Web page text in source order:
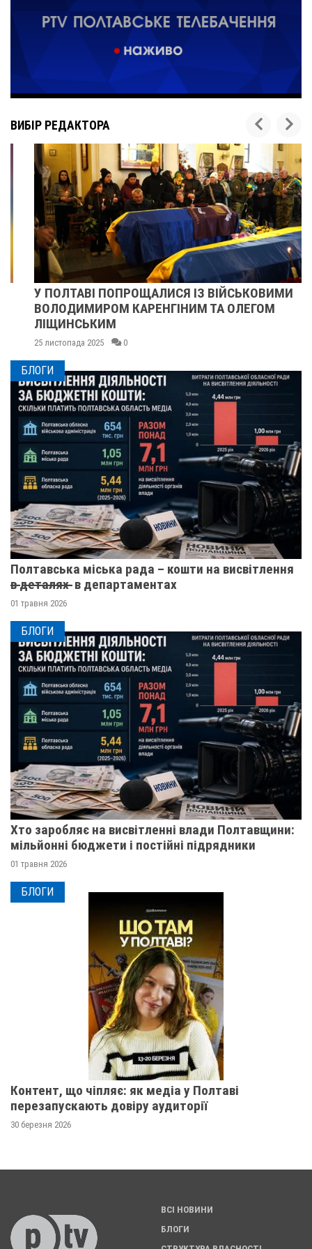
ВИБІР РЕДАКТОРА
У ПОЛТАВІ ПОПРОЩАЛИСЯ ІЗ ВІЙСЬКОВИМИ
ВОЛОДИМИРОМ КАРЕНГІНИМ ТА ОЛЕГОМ
ЛІЩИНСЬКИМ
25 листопада 2025 0
БЛОГИ
Полтавська міська рада – кошти на висвітлення
в̶ ̶д̶е̶т̶а̶л̶я̶х̶ ̶ в департаментах
01 травня 2026
БЛОГИ
Хто заробляє на висвітленні влади Полтавщини:
мільйонні бюджети і постійні підрядники
01 травня 2026
БЛОГИ
Контент, що чіпляє: як медіа у Полтаві
перезапускають довіру аудиторії
30 березня 2026
ВСІ НОВИНИ
БЛОГИ